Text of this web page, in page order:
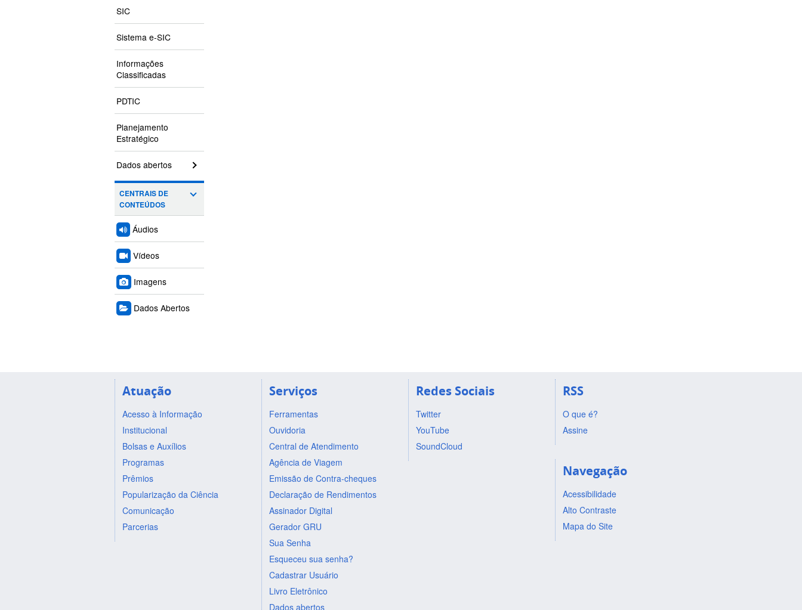
SIC
Sistema e-SIC
Informações
Classificadas
PDTIC
Planejamento
Estratégico
Dados abertos
CENTRAIS DE
CONTEÚDOS
Áudios
Vídeos
Imagens
Dados Abertos
Atuação
Acesso à Informação
Institucional
Bolsas e Auxílios
Programas
Prêmios
Popularização da Ciência
Comunicação
Parcerias
Serviços
Ferramentas
Ouvidoria
Central de Atendimento
Agência de Viagem
Emissão de Contra-cheques
Declaração de Rendimentos
Assinador Digital
Gerador GRU
Sua Senha
Esqueceu sua senha?
Cadastrar Usuário
Livro Eletrônico
Dados abertos
Redes Sociais
Twitter
YouTube
SoundCloud
RSS
O que é?
Assine
Navegação
Acessibilidade
Alto Contraste
Mapa do Site